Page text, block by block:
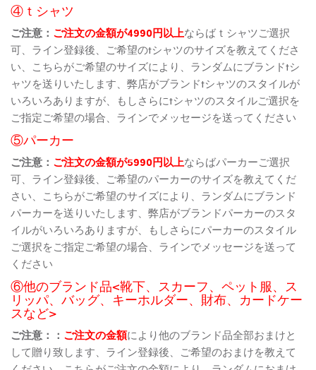
④ｔシャツ
ご注意： ご注文の金額が4990円以上ならばｔシャツご選択
可、ライン登録後、ご希望のtシャツのサイズを教えてくださ
い、こちらがご希望のサイズにより、ランダムにブランドtシ
ャツを送りいたします、弊店がブランドtシャツのスタイルが
いろいろありますが、もしさらにtシャツのスタイルご選択を
ご指定ご希望の場合、ラインでメッセージを送ってください
⑤パーカー
ご注意： ご注文の金額が5990円以上ならばパーカーご選択
可、ライン登録後、ご希望のパーカーのサイズを教えてくだ
さい、こちらがご希望のサイズにより、ランダムにブランド
パーカーを送りいたします、弊店がブランドパーカーのスタ
イルがいろいろありますが、もしさらにパーカーのスタイル
ご選択をご指定ご希望の場合、ラインでメッセージを送って
ください
⑥他のブランド品<靴下、スカーフ、ペット服、ス
リッパ、バッグ、キーホルダー、財布、カードケー
スなど>
ご注意：： ご注文の金額により他のブランド品全部おまけと
して贈り致します、ライン登録後、ご希望のおまけを教えて